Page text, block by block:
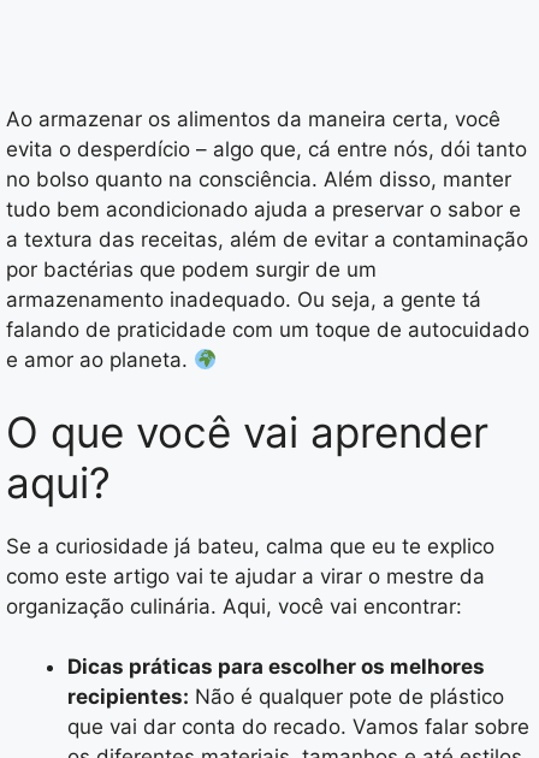
Ao armazenar os alimentos da maneira certa, você
evita o desperdício – algo que, cá entre nós, dói tanto
no bolso quanto na consciência. Além disso, manter
tudo bem acondicionado ajuda a preservar o sabor e
a textura das receitas, além de evitar a contaminação
por bactérias que podem surgir de um
armazenamento inadequado. Ou seja, a gente tá
falando de praticidade com um toque de autocuidado
e amor ao planeta.
O que você vai aprender
aqui?
Se a curiosidade já bateu, calma que eu te explico
como este artigo vai te ajudar a virar o mestre da
organização culinária. Aqui, você vai encontrar:
Dicas práticas para escolher os melhores
recipientes: Não é qualquer pote de plástico
que vai dar conta do recado. Vamos falar sobre